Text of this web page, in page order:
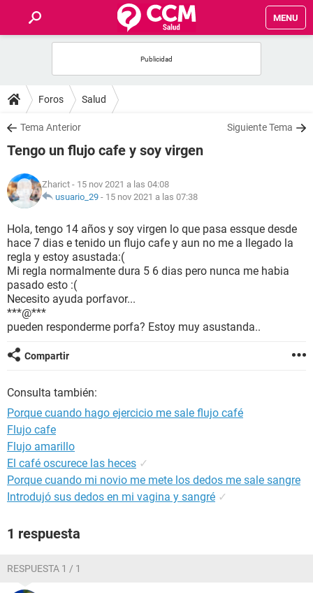
MENU
FOROS
SALUD
FAMILIA
NUTRICIÓN
BIENESTAR
SEXUALIDAD
GLOSARIO
Foros Salud
Tema Anterior Siguiente Tema
Tengo un flujo cafe y soy virgen
Zharict - 15 nov 2021 a las 04:08
usuario_29 - 15 nov 2021 a las 07:38
Hola, tengo 14 años y soy virgen lo que pasa essque desde
hace 7 dias e tenido un flujo cafe y aun no me a llegado la
regla y estoy asustada:(
Mi regla normalmente dura 5 6 dias pero nunca me habia
pasado esto :(
Necesito ayuda porfavor...
***@***
pueden responderme porfa? Estoy muy asustanda..
Compartir
Consulta también:
Porque cuando hago ejercicio me sale flujo café
Flujo cafe
Flujo amarillo
El café oscurece las heces ✓
Porque cuando mi novio me mete los dedos me sale sangre
Introdujó sus dedos en mi vagina y sangré ✓
1 respuesta
RESPUESTA 1 / 1